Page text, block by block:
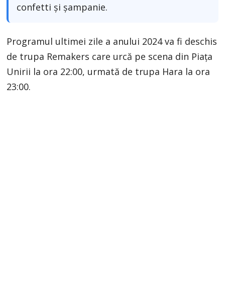
confetti și șampanie.
Programul ultimei zile a anului 2024 va fi deschis
de trupa Remakers care urcă pe scena din Piața
Unirii la ora 22:00, urmată de trupa Hara la ora
23:00.